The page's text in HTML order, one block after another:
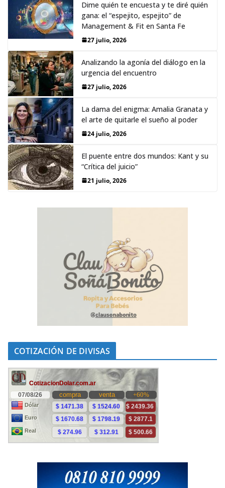
Dime quién te encuesta y te diré quién
gana: el “espejito, espejito” de
Management & Fit en Santa Fe
27 julio, 2026
Analizando la agonía del diálogo en la
urgencia del encuentro
27 julio, 2026
La dama del enigma: Amalia Granata y
el arte de quitarle el sueño al poder
24 julio, 2026
El puente entre dos mundos: Kant y su
“Crítica del juicio”
21 julio, 2026
COTIZACIÓN DE DIVISAS